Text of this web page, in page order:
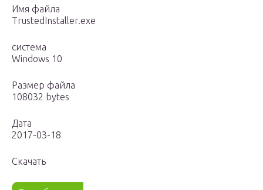
Имя файла
TrustedInstaller.exe
система
Windows 10
Размер файла
108032 bytes
Дата
2017-03-18
Скачать